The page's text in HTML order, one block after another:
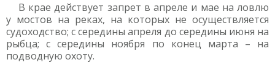
В крае действует запрет в апреле и мае на ловлю
у мостов на реках, на которых не осуществляется
судоходство; с середины апреля до середины июня на
рыбца; с середины ноября по конец марта – на
подводную охоту.